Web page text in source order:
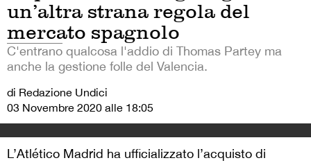
un’altra strana regola del
mercato spagnolo
C'entrano qualcosa l'addio di Thomas Partey ma
anche la gestione folle del Valencia.
di Redazione Undici
03 Novembre 2020 alle 18:05
L’Atlético Madrid ha ufficializzato l’acquisto di